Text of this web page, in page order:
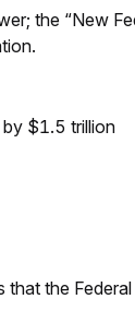
the “New
by $1.5 trillion
the Federal